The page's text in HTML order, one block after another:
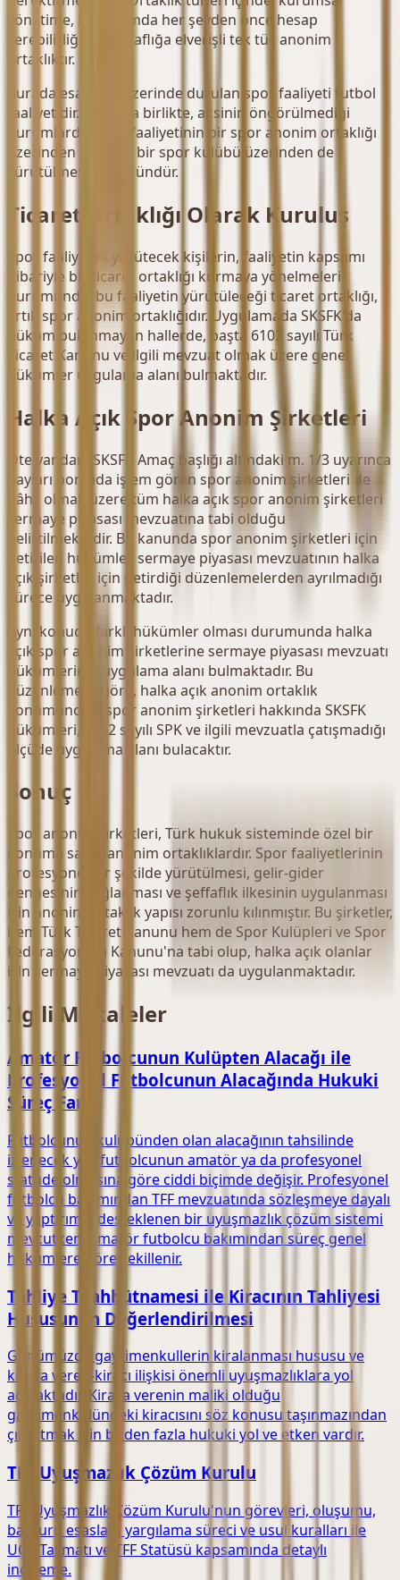
yönetime, bu anlamda her şeyden önce hesap
verebilirliğe ve şeffaflığa elverişli tek tür, anonim
ortaklıktır.
Burada esasında üzerinde durulan spor faaliyeti futbol
faaliyetidir. Bununla birlikte, aksinin öngörülmediği
durumlarda, spor faaliyetinin bir spor anonim ortaklığı
üzerinden değil de bir spor kulübü üzerinden de
yürütülmesi mümkündür.
Ticaret Ortaklığı Olarak Kuruluş
Spor faaliyetini yürütecek kişilerin, faaliyetin kapsamı
itibariyle bir ticaret ortaklığı kurmaya yönelmeleri
durumunda, bu faaliyetin yürütüleceği ticaret ortaklığı,
artık spor anonim ortaklığıdır. Uygulamada SKSFK'da
hüküm bulunmayan hallerde, başta 6102 sayılı Türk
Ticaret Kanunu ve ilgili mevzuat olmak üzere genel
hükümler uygulama alanı bulmaktadır.
Halka Açık Spor Anonim Şirketleri
Öte yandan, SKSFK Amaç başlığı altındaki m. 1/3 uyarınca
payları borsada işlem gören spor anonim şirketleri de
dâhil olmak üzere tüm halka açık spor anonim şirketleri
sermaye piyasası mevzuatına tabi olduğu
belirtilmektedir. Bu kanunda spor anonim şirketleri için
getirilen hükümler, sermaye piyasası mevzuatının halka
açık şirketler için getirdiği düzenlemelerden ayrılmadığı
sürece uygulanmaktadır.
Aynı konuda farklı hükümler olması durumunda halka
açık spor anonim şirketlerine sermaye piyasası mevzuatı
hükümlerinin uygulama alanı bulmaktadır. Bu
düzenlemeye göre, halka açık anonim ortaklık
konumundaki spor anonim şirketleri hakkında SKSFK
hükümleri, 6362 sayılı SPK ve ilgili mevzuatla çatışmadığı
ölçüde uygulama alanı bulacaktır.
Sonuç
Spor anonim şirketleri, Türk hukuk sisteminde özel bir
konuma sahip anonim ortaklıklardır. Spor faaliyetlerinin
profesyonel bir şekilde yürütülmesi, gelir-gider
dengesinin sağlanması ve şeffaflık ilkesinin uygulanması
için anonim ortaklık yapısı zorunlu kılınmıştır. Bu şirketler,
hem Türk Ticaret Kanunu hem de Spor Kulüpleri ve Spor
Federasyonları Kanunu'na tabi olup, halka açık olanlar
için sermaye piyasası mevzuatı da uygulanmaktadır.
İlgili Makaleler
Amatör Futbolcunun Kulüpten Alacağı ile
Profesyonel Futbolcunun Alacağında Hukuki
Süreç Farkı
Futbolcunun kulübünden olan alacağının tahsilinde
izlenecek yol, futbolcunun amatör ya da profesyonel
statüde olmasına göre ciddi biçimde değişir. Profesyonel
futbolcu bakımından TFF mevzuatında sözleşmeye dayalı
ve yaptırımla desteklenen bir uyuşmazlık çözüm sistemi
mevcutken, amatör futbolcu bakımından süreç genel
hükümlere göre şekillenir.
Tahliye Taahhütnamesi ile Kiracının Tahliyesi
Hususunun Değerlendirilmesi
Günümüzde gayrimenkullerin kiralanması hususu ve
kiraya veren-kiracı ilişkisi önemli uyuşmazlıklara yol
açmaktadır. Kiraya verenin maliki olduğu
gayrimenkulündeki kiracısını söz konusu taşınmazından
çıkartmak için birden fazla hukuki yol ve etken vardır.
TFF Uyuşmazlık Çözüm Kurulu
TFF Uyuşmazlık Çözüm Kurulu'nun görevleri, oluşumu,
başvuru esasları, yargılama süreci ve usul kuralları ile
UÇK Talimatı ve TFF Statüsü kapsamında detaylı
inceleme.